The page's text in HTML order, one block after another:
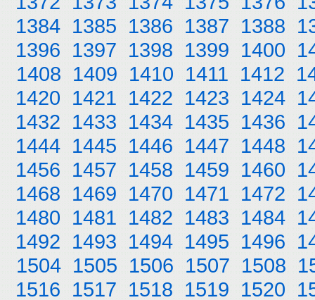
1384 1385 1386 1387 1388
1396 1397 1398 1399 1400
1408 1409 1410 1411 1412
1420 1421 1422 1423 1424
1432 1433 1434 1435 1436
1444 1445 1446 1447 1448
1456 1457 1458 1459 1460
1468 1469 1470 1471 1472
1480 1481 1482 1483 1484
1492 1493 1494 1495 1496
1504 1505 1506 1507 1508
1516 1517 1518 1519 1520